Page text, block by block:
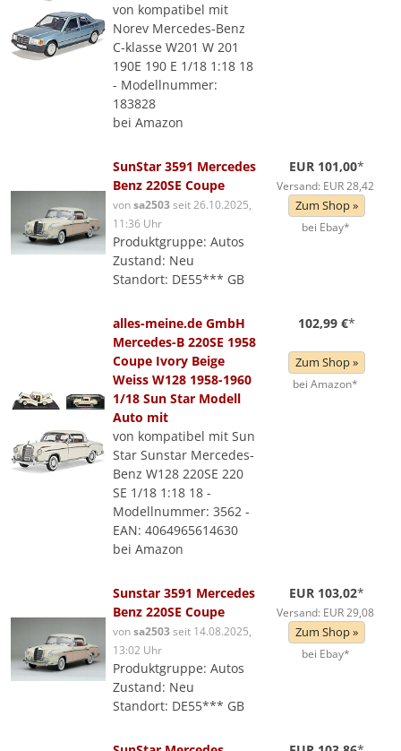
von kompatibel mit
Norev Mercedes-Benz
C-klasse W201 W 201
190E 190 E 1/18 1:18 18
- Modellnummer:
183828
bei Amazon
SunStar 3591 Mercedes
Benz 220SE Coupe
vonsa2503seit 26.10.2025,
11:36 Uhr
Produktgruppe: Autos
Zustand: Neu
Standort: DE55*** GB
EUR 101,00*
Versand: EUR 28,42
Zum Shop »
bei Ebay*
alles-meine.de GmbH
Mercedes-B 220SE 1958
Coupe Ivory Beige
Weiss W128 1958-1960
1/18 Sun Star Modell
Auto mit
von kompatibel mit Sun
Star Sunstar Mercedes-
Benz W128 220SE 220
SE 1/18 1:18 18 -
Modellnummer: 3562 -
EAN: 4064965614630
bei Amazon
102,99 €*
Zum Shop »
bei Amazon*
Sunstar 3591 Mercedes
Benz 220SE Coupe
vonsa2503seit 14.08.2025,
13:02 Uhr
Produktgruppe: Autos
Zustand: Neu
Standort: DE55*** GB
EUR 103,02*
Versand: EUR 29,08
Zum Shop »
bei Ebay*